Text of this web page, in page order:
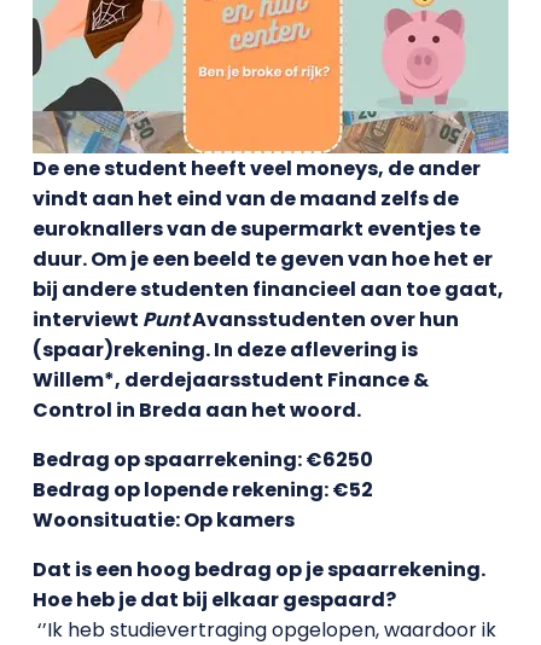
De ene student heeft veel moneys, de ander
vindt aan het eind van de maand zelfs de
euroknallers van de supermarkt eventjes te
duur. Om je een beeld te geven van hoe het er
bij andere studenten financieel aan toe gaat,
interviewt PuntAvansstudenten over hun
(spaar)rekening. In deze aflevering is
Willem*, derdejaarsstudent Finance &
Control in Breda aan het woord.
Bedrag op spaarrekening: €6250
Bedrag op lopende rekening: €52
Woonsituatie: Op kamers
Dat is een hoog bedrag op je spaarrekening.
Hoe heb je dat bij elkaar gespaard?
‘’Ik heb studievertraging opgelopen, waardoor ik